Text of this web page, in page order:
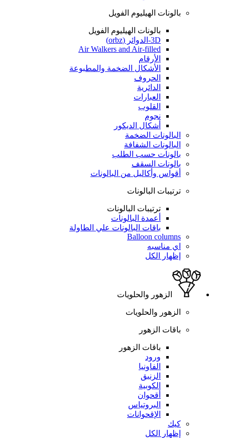
بالونات الهيليوم الفويل
بالونات الهيليوم الفويل
3D-الدوائر (orbz)
Air Walkers and Air-filled
الأرقام
الأشكال الضخمة والمطبوعة
الحروف
الدائرية
العبارات
القلوب
نجوم
أشكال الديكور
البالونات الضخمة
البالونات الشفافة
بالونات حسب الطلب
بالونات السقف
أقواس وأكاليل من البالونات
ترتيبات البالونات
ترتيبات البالونات
أعمدة البالونات
باقات البالونات علي الطاولة
Balloon columns
اي مناسبه
إظهار الكل
الزهور والحلويات
الزهور والحلويات
باقات الزهور
باقات الزهور
ورود
الفاونيا
الزنبق
الكوبية
أقحوان
البروتياس
الإقحوانات
كيك
إظهار الكل